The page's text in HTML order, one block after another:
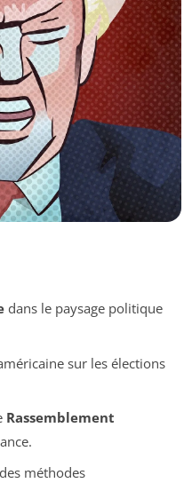
dans le paysage politique
sur les élections
Rassemblement
méthodes